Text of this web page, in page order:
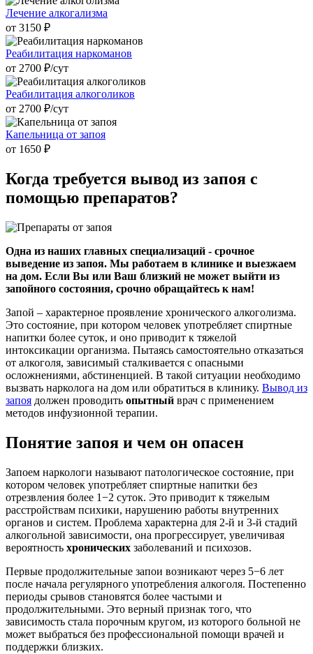
Лечение алкогализма
от 3150 ₽
Реабилитация наркоманов
от 2700 ₽/cут
Реабилитация алкоголиков
от 2700 ₽/cут
Капельница от запоя
от 1650 ₽
Когда требуется вывод из запоя с
помощью препаратов?
Одна из наших главных специализаций - срочное
выведение из запоя. Мы работаем в клинике и выезжаем
на дом. Если Вы или Ваш близкий не может выйти из
запойного состояния, срочно обращайтесь к нам!
Запой – характерное проявление хронического алкоголизма.
Это состояние, при котором человек употребляет спиртные
напитки более суток, и оно приводит к тяжелой
интоксикации организма. Пытаясь самостоятельно отказаться
от алкоголя, зависимый сталкивается с опасными
осложнениями, абстиненцией. В такой ситуации необходимо
вызвать нарколога на дом или обратиться в клинику. Вывод из
запоя должен проводить опытный врач с применением
методов инфузионной терапии.
Понятие запоя и чем он опасен
Запоем наркологи называют патологическое состояние, при
котором человек употребляет спиртные напитки без
отрезвления более 1−2 суток. Это приводит к тяжелым
расстройствам психики, нарушению работы внутренних
органов и систем. Проблема характерна для 2-й и 3-й стадий
алкогольной зависимости, она прогрессирует, увеличивая
вероятность хронических заболеваний и психозов.
Первые продолжительные запои возникают через 5−6 лет
после начала регулярного употребления алкоголя. Постепенно
периоды срывов становятся более частыми и
продолжительными. Это верный признак того, что
зависимость стала порочным кругом, из которого больной не
может выбраться без профессиональной помощи врачей и
поддержки близких.